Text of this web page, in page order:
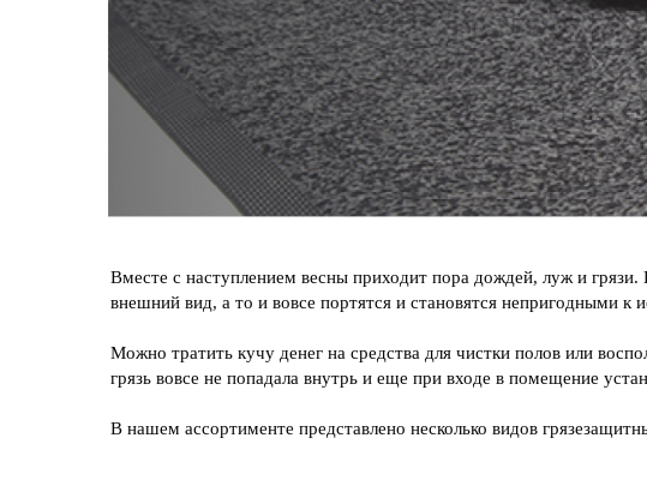
Вместе с наступлением весны приходит пора дождей, луж и
внешний вид, а то и вовсе портятся и становятся непригодными к
Можно тратить кучу денег на средства для чистки полов или
грязь вовсе не попадала внутрь и еще при входе в помещение
В нашем ассортименте представлено несколько видов